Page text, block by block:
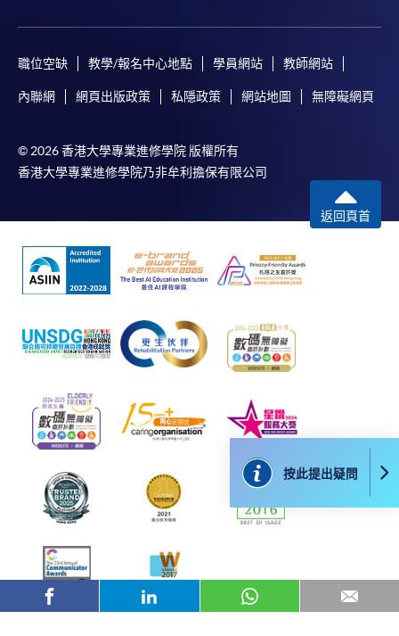
本學院會力求在有關網頁上刊載的資訊正確和合時，但本學院
會保證下列各項：資訊並無侵犯版權，資訊可安全使用、資訊
本學院（包括其僱員及附屬機構）對你在網上付款而由下列原
因所導致的任何損失，一概不負責；上述原因包括：（1）由
付款銀行或獨立商戶因為付款的網關在處理付款的信用卡、付
失誤、延誤、中斷、中止、或限制（2）從付款的網關傳送而
來的任何信息或資訊中出現的疏忽、錯誤、誤差或遺漏；
誤；（4）任何由付款的網關引起或與付款的網關相關的原
因，包括未獲授權進入、資料傳送的改動、任何非法行為等。
以上中文本純作參考之用，如內容與英文版本有任何歧義，一
切以英文版本為準。
付款方法
(WeChat Pay) 或支付寶(Alipay)
申請人可親臨學院任何一所報名中心，以現金、「易
辦事」、微信支付（WeChat Pay）或支付寶
按此提出疑問
折
職位空缺 教學/報名中心地點 學員網站 教師網站
內聯網 網頁出版政策 私隱政策 網站地圖 無障礙網頁
© 2026 香港大學專業進修學院 版權所有
香港大學專業進修學院乃非牟利擔保有限公司
返回頁首